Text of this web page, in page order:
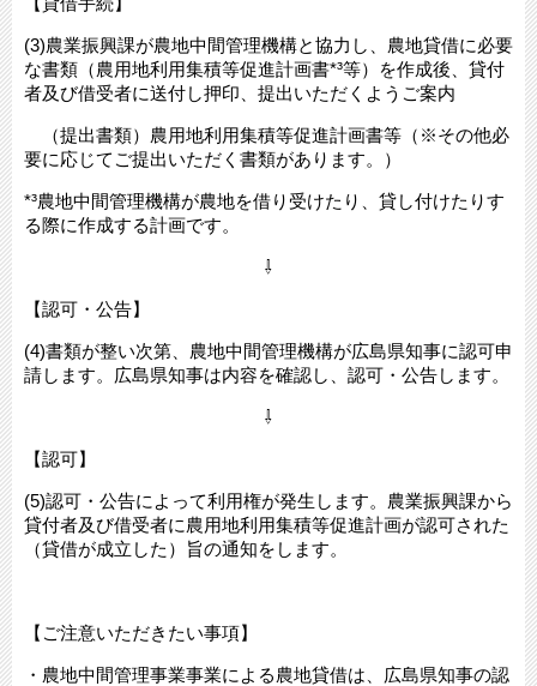
(3)農業振興課が農地中間管理機構と協力し、農地貸借に必要
な書類（農用地利用集積等促進計画書*³等）を作成後、貸付
者及び借受者に送付し押印、提出いただくようご案内
（提出書類）農用地利用集積等促進計画書等（※その他必
要に応じてご提出いただく書類があります。）
*³農地中間管理機構が農地を借り受けたり、貸し付けたりす
る際に作成する計画です。
⇩
【認可・公告】
(4)書類が整い次第、農地中間管理機構が広島県知事に認可申
請します。広島県知事は内容を確認し、認可・公告します。
⇩
【認可】
(5)認可・公告によって利用権が発生します。農業振興課から
貸付者及び借受者に農用地利用集積等促進計画が認可された
（貸借が成立した）旨の通知をします。
【ご注意いただきたい事項】
・農地中間管理事業事業による農地貸借は、広島県知事の認